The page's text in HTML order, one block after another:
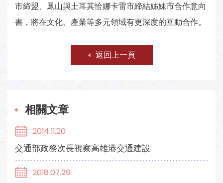
市締盟、鳳山與土耳其恰娜卡雷市締結姊妹市合作意向
書，將在文化、產業等多元領域有更深度的互動合作。
返回上一頁
相關文章
2014.11.20
交通部政務次長視察高雄港交通建設
2018.07.29